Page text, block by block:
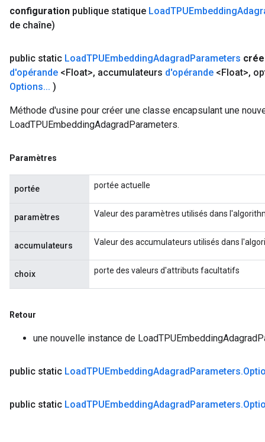
configuration publique statique LoadTPUEmbedding
de chaîne)
public static LoadTPUEmbeddingAdagradParameters
d'opérande <Float>, accumulateurs d'opérande <Float>,
Options... )
Méthode d'usine pour créer une classe encapsulant une
LoadTPUEmbeddingAdagradParameters.
Paramètres
portée portée actuelle
paramètres Valeur des paramètres utilisés dans
accumulateurs Valeur des accumulateurs utilisés dans
choix porte des valeurs d'attributs facultatifs
Retour
une nouvelle instance de
public static LoadTPUEmbeddingAdagradParameters.
public static LoadTPUEmbeddingAdagradParameters.